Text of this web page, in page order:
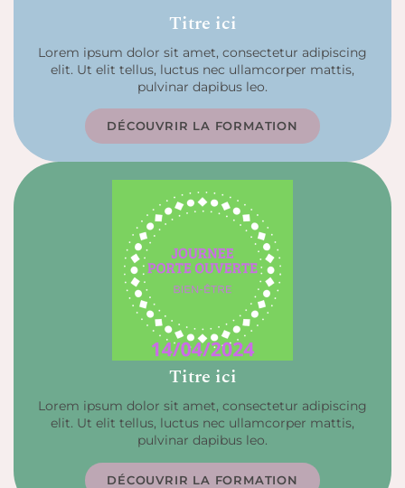
Titre ici
Lorem ipsum dolor sit amet, consectetur adipiscing
elit. Ut elit tellus, luctus nec ullamcorper mattis,
pulvinar dapibus leo.
DÉCOUVRIR LA FORMATION
Titre ici
Lorem ipsum dolor sit amet, consectetur adipiscing
elit. Ut elit tellus, luctus nec ullamcorper mattis,
pulvinar dapibus leo.
DÉCOUVRIR LA FORMATION